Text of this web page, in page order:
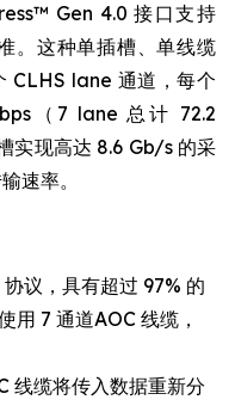
Gen 4.0 接口支持
。这种单插槽、单线缆
CLHS lane 通道，每个
（7 lane 总计 72.2
实现高达 8.6 Gb/s 的采
速率。
议，具有超过 97% 的
用 7 通道AOC 线缆，
缆将传入数据重新分